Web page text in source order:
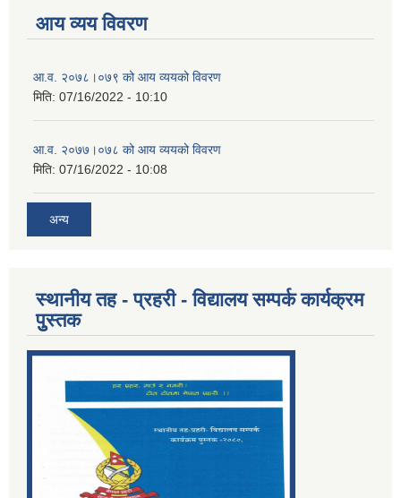
आय व्यय विवरण
आ.व. २०७८।०७९ को आय व्ययको विवरण
मिति: 07/16/2022 - 10:10
आ.व. २०७७।०७८ को आय व्ययको विवरण
मिति: 07/16/2022 - 10:08
अन्य
स्थानीय तह - प्रहरी - विद्यालय सम्पर्क कार्यक्रम
पुुस्तक